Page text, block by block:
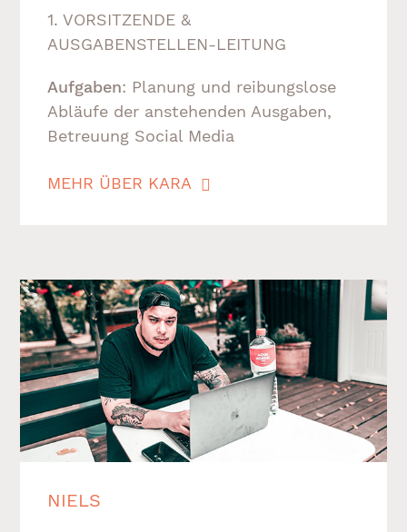
1. VORSITZENDE &
AUSGABENSTELLEN-LEITUNG
Aufgaben: Planung und reibungslose
Abläufe der anstehenden Ausgaben,
Betreuung Social Media
MEHR ÜBER KARA
NIELS